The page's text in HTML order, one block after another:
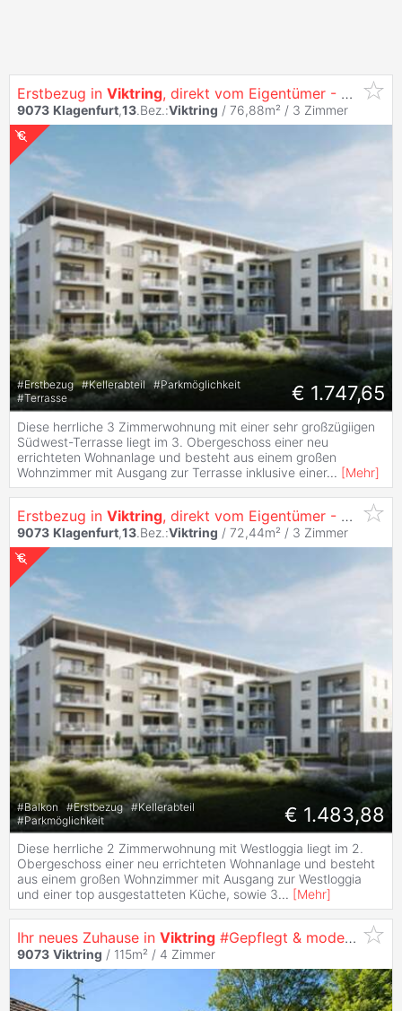
Erstbezug in Viktring, direkt vom Eigentümer - Herrliche 3 Zimmer Terrassen-Wohnung inkl. Küche
9073 Klagenfurt,13.Bez.:Viktring / 76,88m² / 3 Zimmer
#Erstbezug #Kellerabteil #Parkmöglichkeit
#Terrasse € 1.747,65
Diese herrliche 3 Zimmerwohnung mit einer sehr großzügiigen
Südwest-Terrasse liegt im 3. Obergeschoss einer neu
errichteten Wohnanlage und besteht aus einem großen
Wohnzimmer mit Ausgang zur Terrasse inklusive einer... [Mehr]
Erstbezug in Viktring, direkt vom Eigentümer - Familientraum 3 Zimmer Wohnung mit Küche
9073 Klagenfurt,13.Bez.:Viktring / 72,44m² / 3 Zimmer
#Balkon #Erstbezug #Kellerabteil
#Parkmöglichkeit € 1.483,88
Diese herrliche 2 Zimmerwohnung mit Westloggia liegt im 2.
Obergeschoss einer neu errichteten Wohnanlage und besteht
aus einem großen Wohnzimmer mit Ausgang zur Westloggia
und einer top ausgestatteten Küche, sowie 3... [Mehr]
Ihr neues Zuhause in Viktring #Gepflegt & modernisiert
9073 Viktring / 115m² / 4 Zimmer